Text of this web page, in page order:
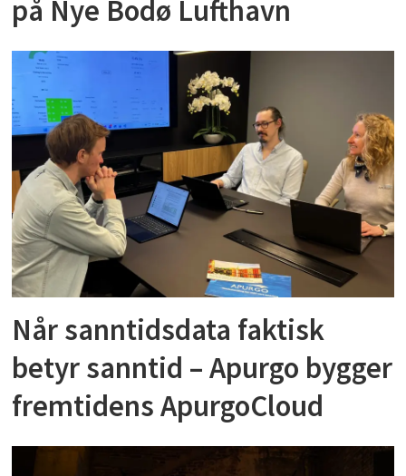
på Nye Bodø Lufthavn
Når sanntidsdata faktisk
betyr sanntid – Apurgo bygger
fremtidens ApurgoCloud